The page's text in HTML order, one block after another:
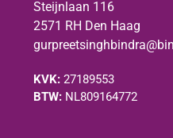
Steijnlaan 116
2571 RH Den Haag
KVK:27189553
BTW:NL809164772